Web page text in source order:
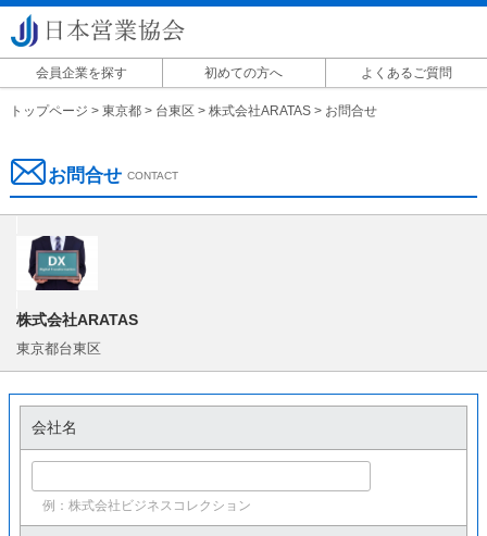
会員企業を探す 初めての方へ
よくあるご質問
掲載に関して
トップページ > 東京都> 台東区 > 株式会社ARATAS> お問合せ
お問合せ CONTACT
株式会社ARATAS
東京都台東区
会社名
例：株式会社ビジネスコレクション